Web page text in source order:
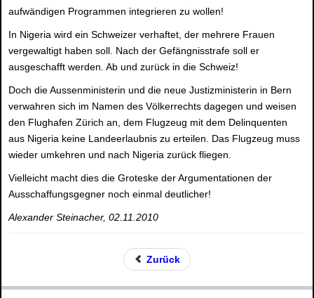
aufwändigen Programmen integrieren zu wollen!
In Nigeria wird ein Schweizer verhaftet, der mehrere Frauen
vergewaltigt haben soll. Nach der Gefängnisstrafe soll er
ausgeschafft werden. Ab und zurück in die Schweiz!
Doch die Aussenministerin und die neue Justizministerin in Bern
verwahren sich im Namen des Völkerrechts dagegen und weisen
den Flughafen Zürich an, dem Flugzeug mit dem Delinquenten
aus Nigeria keine Landeerlaubnis zu erteilen. Das Flugzeug muss
wieder umkehren und nach Nigeria zurück fliegen.
Vielleicht macht dies die Groteske der Argumentationen der
Ausschaffungsgegner noch einmal deutlicher!
Alexander Steinacher, 02.11.2010
Zurück